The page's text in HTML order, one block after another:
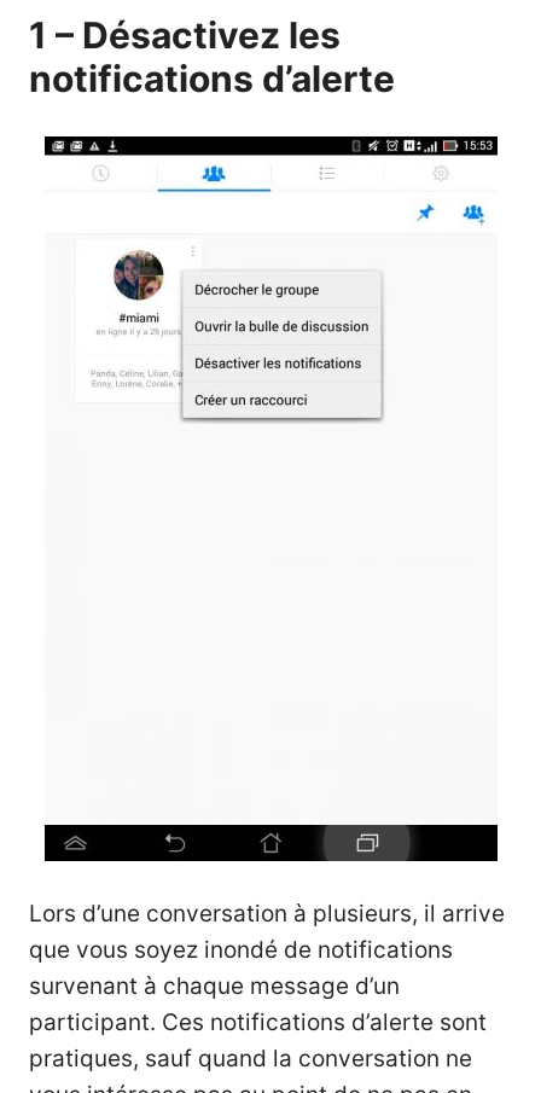
1 – Désactivez les
notifications d’alerte
Lors d’une conversation à plusieurs, il arrive
que vous soyez inondé de notifications
survenant à chaque message d’un
participant. Ces notifications d’alerte sont
pratiques, sauf quand la conversation ne